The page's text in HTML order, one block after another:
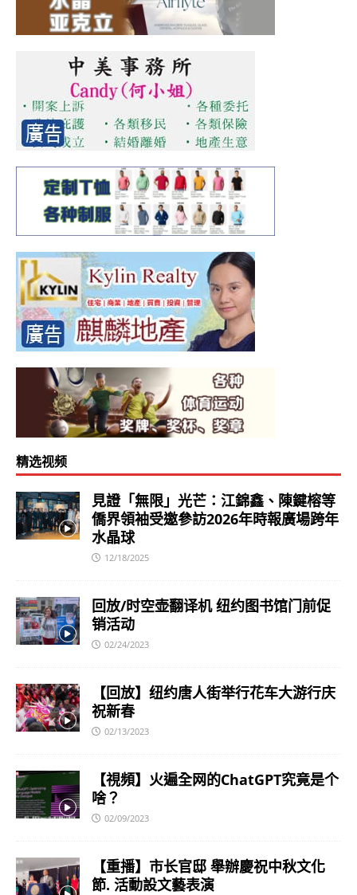
精选视频
見證「無限」光芒：江錦鑫、陳鍵榕等
僑界領袖受邀參訪2026年時報廣場跨年
水晶球
12/18/2025
回放/时空壶翻译机 纽约图书馆门前促
销活动
02/24/2023
【回放】纽约唐人街举行花车大游行庆
祝新春
02/13/2023
【視頻】火遍全网的ChatGPT究竟是个
啥？
02/09/2023
【重播】市长官邸 舉辦慶祝中秋文化
節. 活動設文藝表演